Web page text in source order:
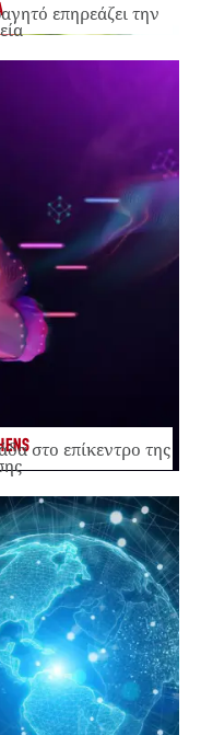
επηρεάζει την
στο επίκεντρο της